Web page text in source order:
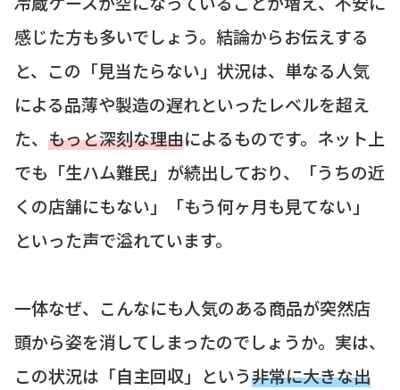
感じた方も多いでしょう。結論からお伝えする
と、この「見当たらない」状況は、単なる人気
による品薄や製造の遅れといったレベルを超え
た、 もっと深刻な理由によるものです。ネット上
でも「生ハム難民」が続出しており、「うちの近
くの店舗にもない」「もう何ヶ月も見てない」
といった声で溢れています。
一体なぜ、こんなにも人気のある商品が突然店
頭から姿を消してしまったのでしょうか。実は、
この状況は「自主回収」という非常に大きな出